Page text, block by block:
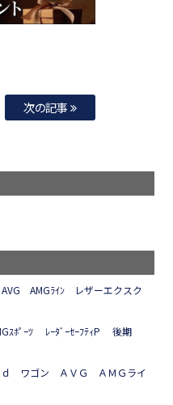
次の記事
AMGﾗｲﾝ レザーエクスク
ｽﾎﾟｰﾂ ﾚｰﾀﾞｰｾｰﾌﾃｨP 後期
ｄ ワゴン ＡＶＧ ＡＭＧライ